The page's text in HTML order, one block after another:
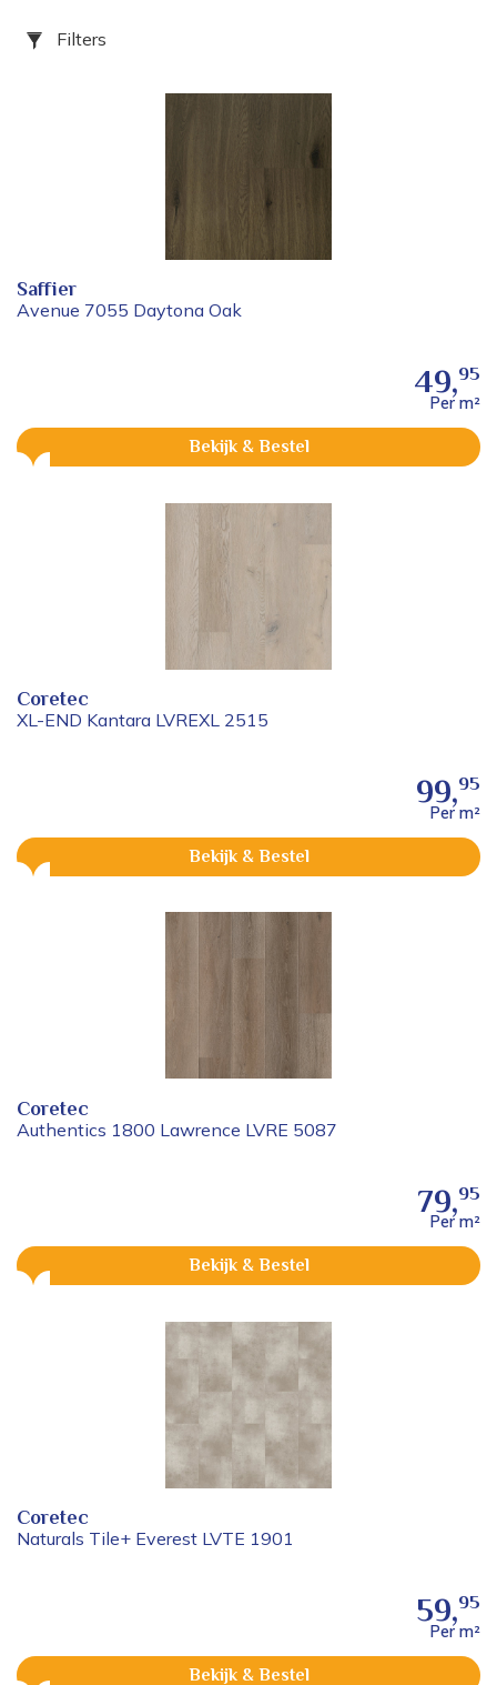
Filters
Saffier
Avenue 7055 Daytona Oak
49,95
Per m²
Bekijk & Bestel
Coretec
XL-END Kantara LVREXL 2515
99,95
Per m²
Bekijk & Bestel
Coretec
Authentics 1800 Lawrence LVRE 5087
79,95
Per m²
Bekijk & Bestel
Coretec
Naturals Tile+ Everest LVTE 1901
59,95
Per m²
Bekijk & Bestel